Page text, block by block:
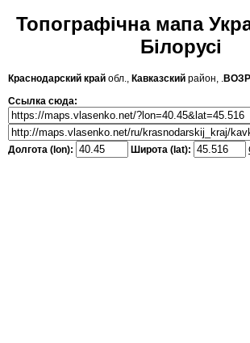
Топографічна мапа
Білорусі
Краснодарский край обл., Кавказский район, .
Ссылка сюда:
Долгота (lon): Широта (lat):